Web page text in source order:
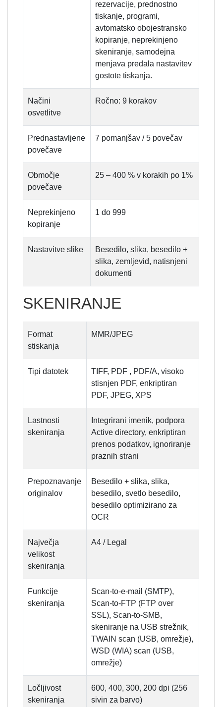
rezervacije, prednostno
tiskanje, programi,
avtomatsko obojestransko
kopiranje, neprekinjeno
skeniranje, samodejna
menjava predala nastavitev
gostote tiskanja.
Načini
osvetlitve
Ročno: 9 korakov
Prednastavljene
povečave
7 pomanjšav / 5 povečav
Območje
povečave
25 – 400 % v korakih po 1%
Neprekinjeno
kopiranje
1 do 999
Nastavitve slike
Besedilo, slika, besedilo +
slika, zemljevid, natisnjeni
dokumenti
SKENIRANJE
Format
stiskanja
MMR/JPEG
Tipi datotek
TIFF, PDF , PDF/A, visoko
stisnjen PDF, enkriptiran
PDF, JPEG, XPS
Lastnosti
skeniranja
Integrirani imenik, podpora
Active directory, enkriptiran
prenos podatkov, ignoriranje
praznih strani
Prepoznavanje
originalov
Besedilo + slika, slika,
besedilo, svetlo besedilo,
besedilo optimizirano za
OCR
Največja
velikost
skeniranja
A4 / Legal
Funkcije
skeniranja
Scan-to-e-mail (SMTP),
Scan-to-FTP (FTP over
SSL), Scan-to-SMB,
skeniranje na USB strežnik,
TWAIN scan (USB, omrežje),
WSD (WIA) scan (USB,
omrežje)
Ločljivost
skeniranja
600, 400, 300, 200 dpi (256
sivin za barvo)